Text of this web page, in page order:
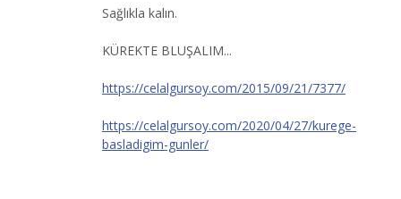
Sağlıkla kalın.
KÜREKTE BLUŞALIM...
https://celalgursoy.com/2015/09/21/7377/
https://celalgursoy.com/2020/04/27/kurege-
basladigim-gunler/